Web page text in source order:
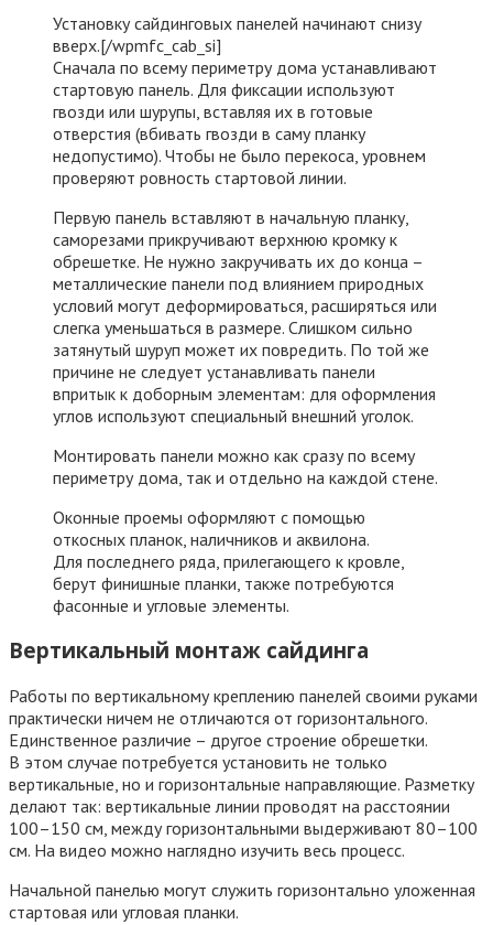
Установку сайдинговых панелей начинают снизу
вверх.[/wpmfc_cab_si]
Сначала по всему периметру дома устанавливают
стартовую панель. Для фиксации используют
гвозди или шурупы, вставляя их в готовые
отверстия (вбивать гвозди в саму планку
недопустимо). Чтобы не было перекоса, уровнем
проверяют ровность стартовой линии.
Первую панель вставляют в начальную планку,
саморезами прикручивают верхнюю кромку к
обрешетке. Не нужно закручивать их до конца –
металлические панели под влиянием природных
условий могут деформироваться, расширяться или
слегка уменьшаться в размере. Слишком сильно
затянутый шуруп может их повредить. По той же
причине не следует устанавливать панели
впритык к доборным элементам: для оформления
углов используют специальный внешний уголок.
Монтировать панели можно как сразу по всему
периметру дома, так и отдельно на каждой стене.
Оконные проемы оформляют с помощью
откосных планок, наличников и аквилона.
Для последнего ряда, прилегающего к кровле,
берут финишные планки, также потребуются
фасонные и угловые элементы.
Вертикальный монтаж сайдинга
Работы по вертикальному креплению панелей своими руками
практически ничем не отличаются от горизонтального.
Единственное различие – другое строение обрешетки.
В этом случае потребуется установить не только
вертикальные, но и горизонтальные направляющие. Разметку
делают так: вертикальные линии проводят на расстоянии
100–150 см, между горизонтальными выдерживают 80–100
см. На видео можно наглядно изучить весь процесс.
Начальной панелью могут служить горизонтально уложенная
стартовая или угловая планки.